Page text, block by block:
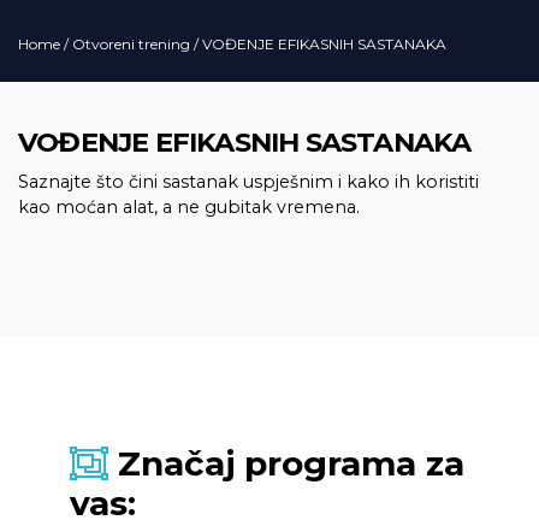
Home / Otvoreni trening / VOĐENJE EFIKASNIH SASTANAKA
VOĐENJE EFIKASNIH SASTANAKA
Saznajte što čini sastanak uspješnim i kako ih koristiti
kao moćan alat, a ne gubitak vremena.
Značaj programa za
vas: